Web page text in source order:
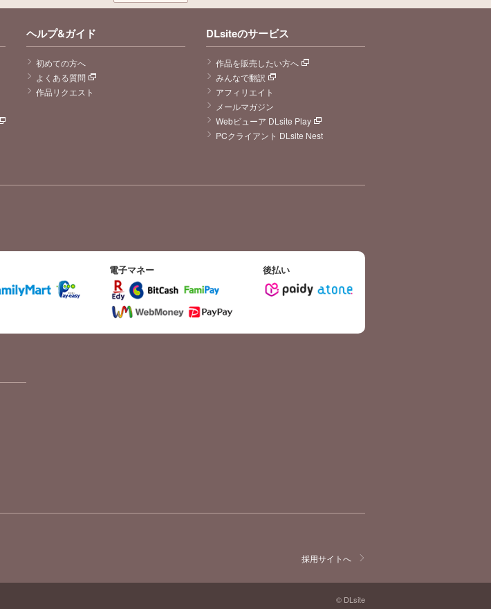
ヘルプ&ガイド
初めての方へ
よくある質問
作品リクエスト
DLsiteのサービス
作品を販売したい方へ
みんなで翻訳
アフィリエイト
メールマガジン
Webビューア DLsite Play
PCクライアント DLsite Nest
電子マネー 後払い
採用サイトへ
© DLsite